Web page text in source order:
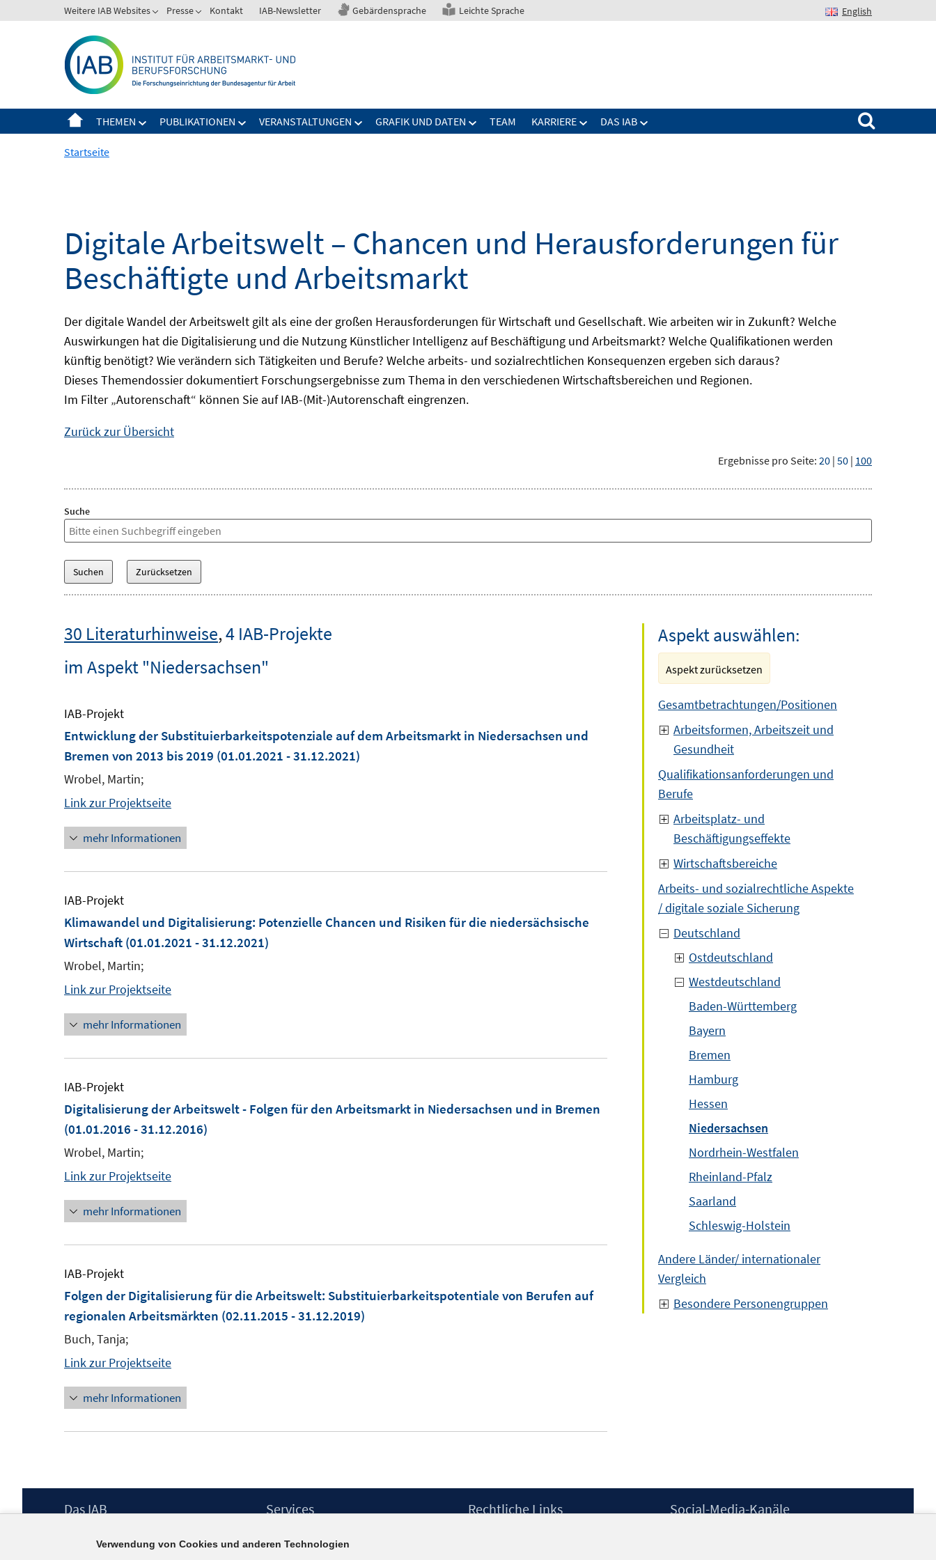
zum
Weitere IAB Websites Presse Kontakt IAB-Newsletter Gebärdensprache Leichte Sprache English
THEMEN PUBLIKATIONEN VERANSTALTUNGEN GRAFIK UND DATEN TEAM KARRIERE DAS IAB
Suchen nach:
Startseite
Digitale Arbeitswelt – Chancen und Herausforderungen für
Beschäftigte und Arbeitsmarkt
Der digitale Wandel der Arbeitswelt gilt als eine der großen Herausforderungen für Wirtschaft und Gesellschaft. Wie arbeiten wir in Zukunft? Welche
Auswirkungen hat die Digitalisierung und die Nutzung Künstlicher Intelligenz auf Beschäftigung und Arbeitsmarkt? Welche Qualifikationen werden
künftig benötigt? Wie verändern sich Tätigkeiten und Berufe? Welche arbeits- und sozialrechtlichen Konsequenzen ergeben sich daraus?
Dieses Themendossier dokumentiert Forschungsergebnisse zum Thema in den verschiedenen Wirtschaftsbereichen und Regionen.
Im Filter „Autorenschaft“ können Sie auf IAB-(Mit-)Autorenschaft eingrenzen.
Zurück zur Übersicht
Ergebnisse pro Seite: 20 | 50 | 100
Suche
30 Literaturhinweise,4 IAB-Projekte
im Aspekt "Niedersachsen"
IAB-Projekt
Entwicklung der Substituierbarkeitspotenziale auf dem Arbeitsmarkt in Niedersachsen und
Bremen von 2013 bis 2019 (01.01.2021 - 31.12.2021)
Wrobel, Martin;
Link zur Projektseite
mehr Informationen
IAB-Projekt
Klimawandel und Digitalisierung: Potenzielle Chancen und Risiken für die niedersächsische
Wirtschaft (01.01.2021 - 31.12.2021)
Wrobel, Martin;
Link zur Projektseite
mehr Informationen
IAB-Projekt
Digitalisierung der Arbeitswelt - Folgen für den Arbeitsmarkt in Niedersachsen und in Bremen
(01.01.2016 - 31.12.2016)
Wrobel, Martin;
Link zur Projektseite
mehr Informationen
IAB-Projekt
Folgen der Digitalisierung für die Arbeitswelt: Substituierbarkeitspotentiale von Berufen auf
regionalen Arbeitsmärkten (02.11.2015 - 31.12.2019)
Buch, Tanja;
Link zur Projektseite
mehr Informationen
Aspekt auswählen:
Aspekt zurücksetzen
Gesamtbetrachtungen/Positionen
Arbeitsformen, Arbeitszeit und
Gesundheit
Qualifikationsanforderungen und
Berufe
Arbeitsplatz- und
Beschäftigungseffekte
Wirtschaftsbereiche
Arbeits- und sozialrechtliche Aspekte
/ digitale soziale Sicherung
Deutschland
Ostdeutschland
Westdeutschland
Baden-Württemberg
Bayern
Bremen
Hamburg
Hessen
Niedersachsen
Nordrhein-Westfalen
Rheinland-Pfalz
Saarland
Schleswig-Holstein
Andere Länder/ internationaler
Vergleich
Besondere Personengruppen
Footer
Das IAB
Berufsforschung (IAB) – unser Leitbild
Services
IAB-Newsletter
Rechtliche Links Social-Media-Kanäle
Verwendung von Cookies und anderen Technologien